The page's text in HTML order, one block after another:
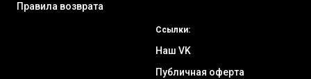
Правила возврата
Ссылки:
Наш VK
Публичная оферта